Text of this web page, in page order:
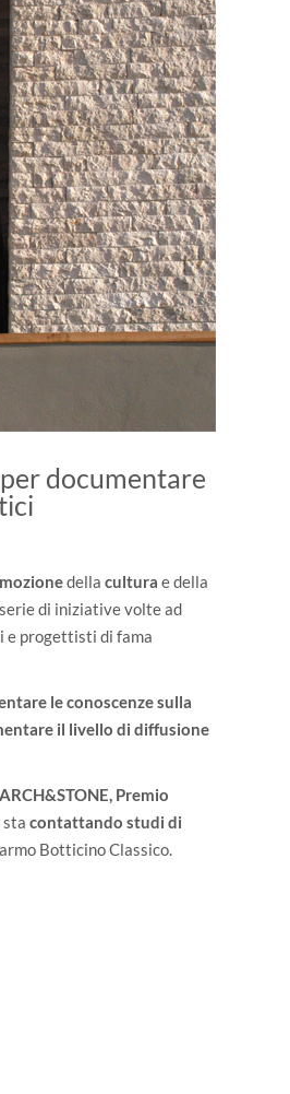
documentare
della cultura e della
di iniziative volte ad
e progettisti di fama
le conoscenze sulla
il livello di diffusione
ARCH&STONE, Premio
sta contattando studi di
Botticino Classico.